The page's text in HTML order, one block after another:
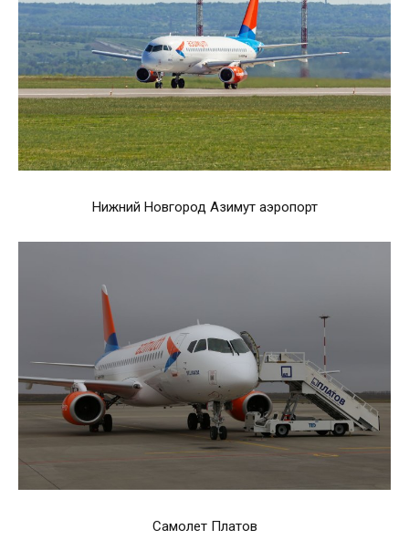
Нижний Новгород Азимут аэропорт
Самолет Платов